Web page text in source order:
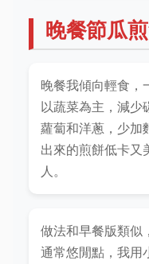
晚餐節瓜
晚餐我傾向輕食，
以蔬菜為主，減少
蘿蔔和洋蔥，少加
出來的煎餅低卡又
人。
做法和早餐版類似
通常悠閒點，我用